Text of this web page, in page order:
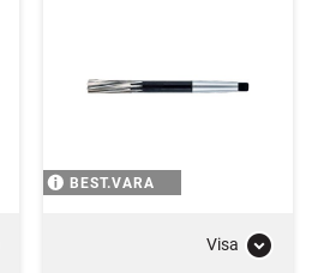
BEST.VARA
Visa